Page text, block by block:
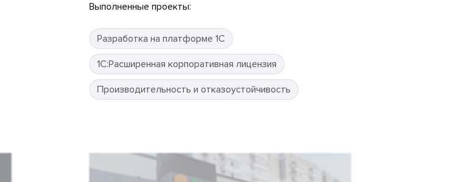
Выполненные проекты:
Разработка на платформе 1С
1С:Расширенная корпоративная лицензия
Производительность и отказоустойчивость